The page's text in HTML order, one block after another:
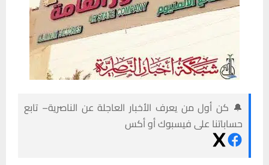
🔔 كن أول من يعرف الأخبار العاجلة عن الناصرية– تابع
حساباتنا على فيسبوك أو أكس